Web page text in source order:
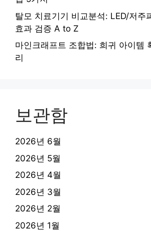
탈모 치료기기 비교분석: LED/저주
효과 검증 A to Z
마인크래프트 조합법: 희귀 아이템
리
보관함
2026년 6월
2026년 5월
2026년 4월
2026년 3월
2026년 2월
2026년 1월